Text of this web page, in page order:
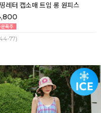
레터 캡소매 트임 롱 원피스
77)